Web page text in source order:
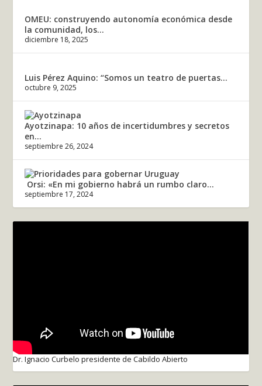
OMEU: construyendo autonomía económica desde
la comunidad, los...
diciembre 18, 2025
Luis Pérez Aquino: “Somos un teatro de puertas...
octubre 9, 2025
Ayotzinapa: 10 años de incertidumbres y secretos
en...
septiembre 26, 2024
Orsi: «En mi gobierno habrá un rumbo claro...
septiembre 17, 2024
Dr. Ignacio Curbelo presidente de Cabildo Abierto